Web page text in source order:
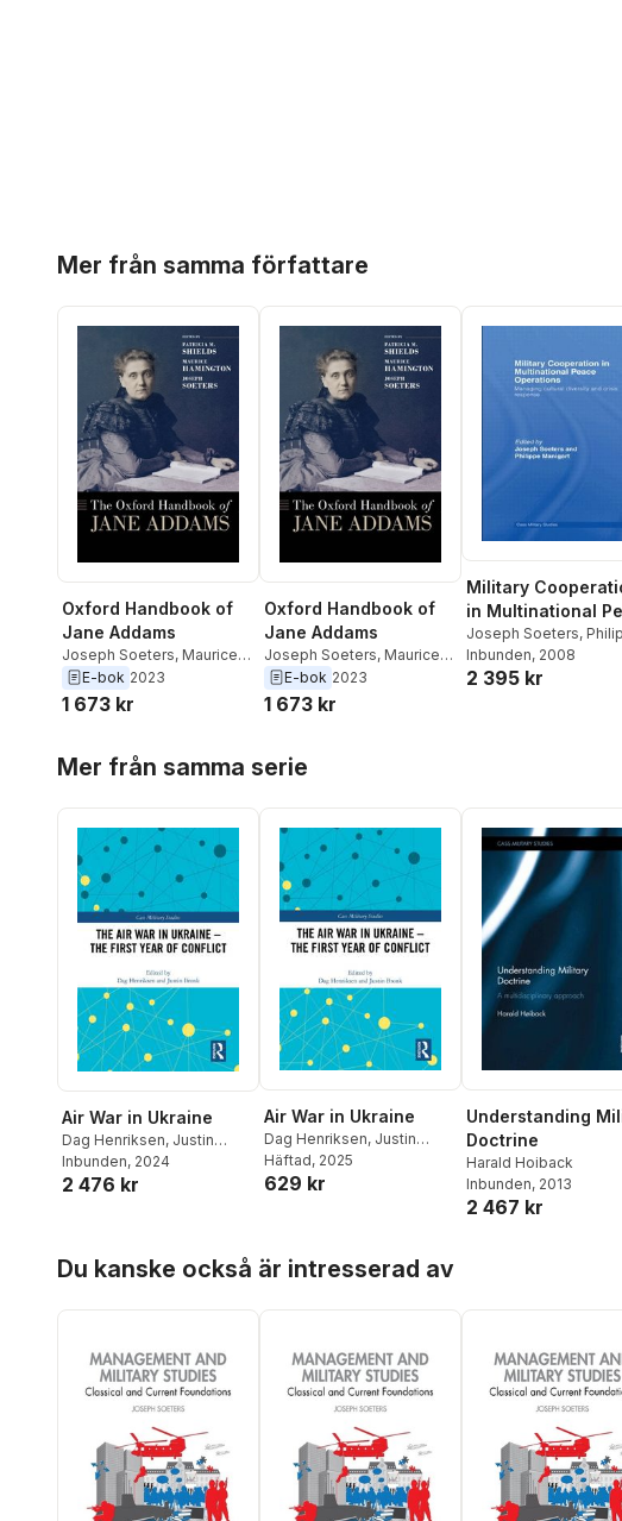
Mer från samma författare
Oxford Handbook of
Jane Addams
Joseph Soeters, Maurice
Hamington,Patricia M.
Shields
E-bok 2023
1 673 kr
Oxford Handbook of
Jane Addams
Joseph Soeters, Maurice
Hamington,Patricia M.
Shields
E-bok 2023
1 673 kr
Military
in Multinational
Operations
Joseph Soeters,
Manigart
Inbunden, 2008
2 395 kr
Mer från samma serie
Air War in Ukraine
Dag Henriksen, Justin
Bronk
Inbunden, 2024
2 476 kr
Air War in Ukraine
Dag Henriksen, Justin
Bronk
Häftad, 2025
629 kr
Understanding
Doctrine
Harald Hoiback
Inbunden, 2013
2 467 kr
Du kanske också är intresserad av